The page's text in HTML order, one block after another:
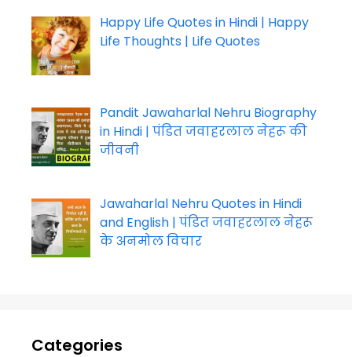
Happy Life Quotes in Hindi | Happy
Life Thoughts | Life Quotes
Pandit Jawaharlal Nehru Biography
in Hindi | पंडित जवाहरलाल नेहरू की
जीवनी
Jawaharlal Nehru Quotes in Hindi
and English | पंडित जवाहरलाल नेहरू
के अनमोल विचार
Categories